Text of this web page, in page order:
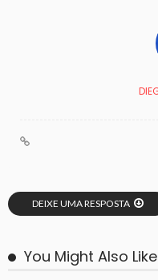
DEIXE UMA RESPOSTA
You Might Also Like